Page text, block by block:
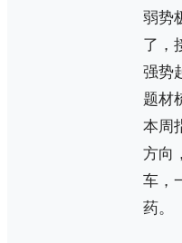
弱势
了，
强势
题材
本周
方向
车，
药。